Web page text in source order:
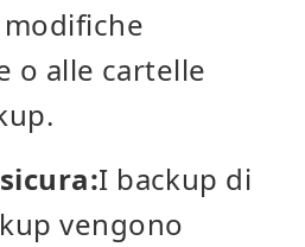
o alle cartelle
I backup di
vengono